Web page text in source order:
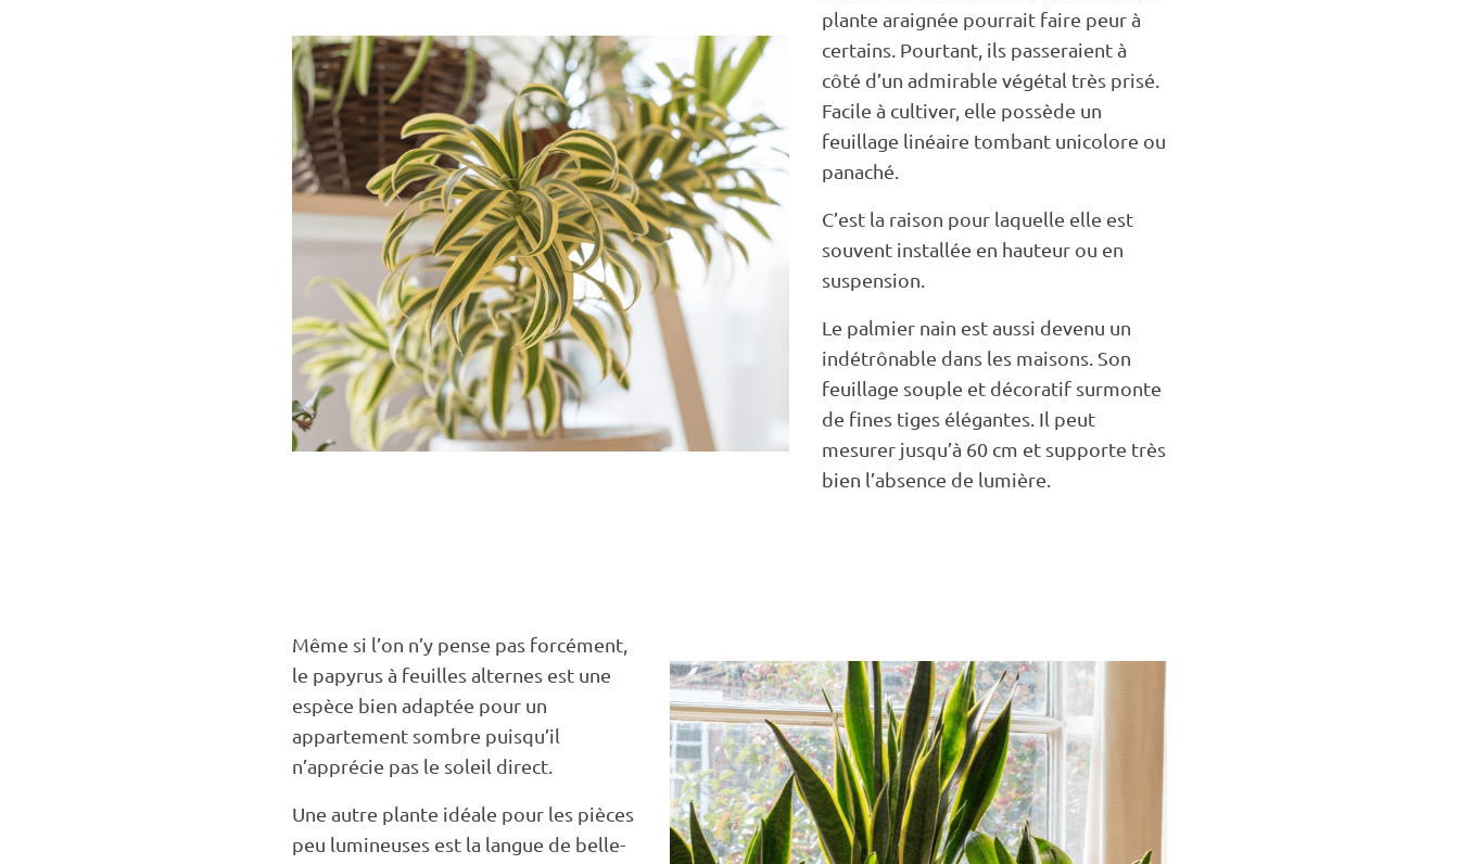
plante araignée pourrait faire peur à
certains. Pourtant, ils passeraient à
côté d’un admirable végétal très prisé.
Facile à cultiver, elle possède un
feuillage linéaire tombant unicolore ou
panaché.
C’est la raison pour laquelle elle est
souvent installée en hauteur ou en
suspension.
Le palmier nain est aussi devenu un
indétrônable dans les maisons. Son
feuillage souple et décoratif surmonte
de fines tiges élégantes. Il peut
mesurer jusqu’à 60 cm et supporte très
bien l’absence de lumière.
Même si l’on n’y pense pas forcément,
le papyrus à feuilles alternes est une
espèce bien adaptée pour un
appartement sombre puisqu’il
n’apprécie pas le soleil direct.
Une autre plante idéale pour les pièces
peu lumineuses est la langue de belle-